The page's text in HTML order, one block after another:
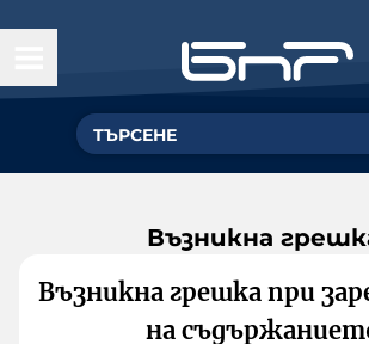
Възникна
Възникна грешка при
на